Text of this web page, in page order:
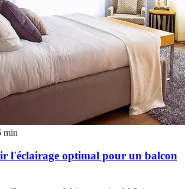
min
l'éclairage optimal pour un balcon